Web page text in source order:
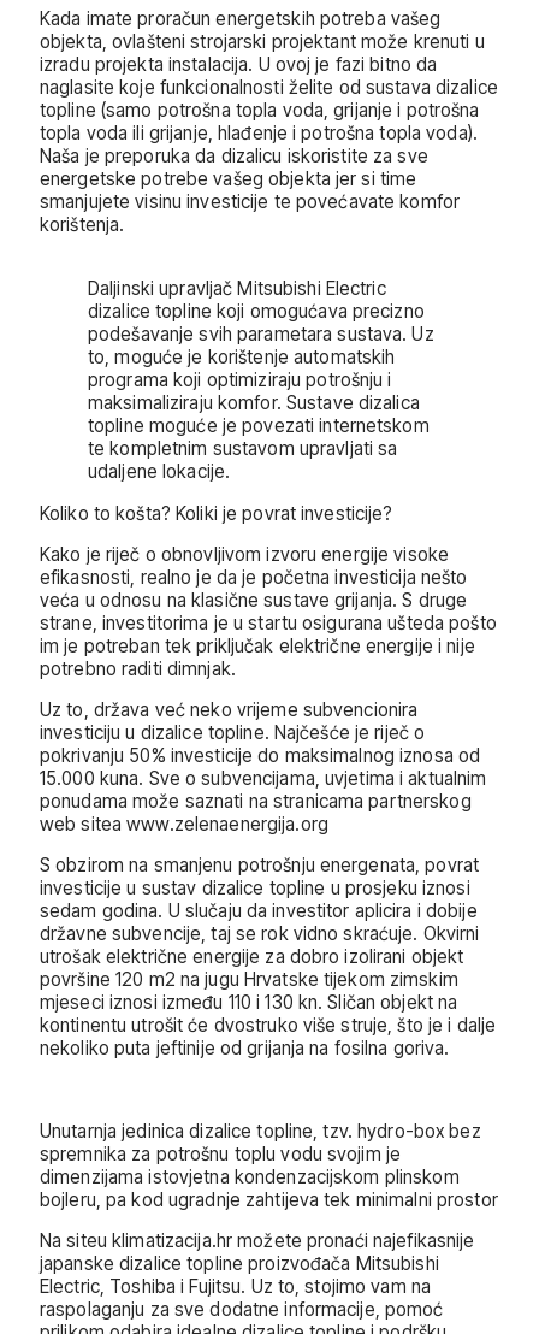
Kada imate proračun energetskih potreba vašeg
objekta, ovlašteni strojarski projektant može krenuti u
izradu projekta instalacija. U ovoj je fazi bitno da
naglasite koje funkcionalnosti želite od sustava dizalice
topline (samo potrošna topla voda, grijanje i potrošna
topla voda ili grijanje, hlađenje i potrošna topla voda).
Naša je preporuka da dizalicu iskoristite za sve
energetske potrebe vašeg objekta jer si time
smanjujete visinu investicije te povećavate komfor
korištenja.
Daljinski upravljač Mitsubishi Electric
dizalice topline koji omogućava precizno
podešavanje svih parametara sustava. Uz
to, moguće je korištenje automatskih
programa koji optimiziraju potrošnju i
maksimaliziraju komfor. Sustave dizalica
topline moguće je povezati internetskom
te kompletnim sustavom upravljati sa
udaljene lokacije.
Koliko to košta? Koliki je povrat investicije?
Kako je riječ o obnovljivom izvoru energije visoke
efikasnosti, realno je da je početna investicija nešto
veća u odnosu na klasične sustave grijanja. S druge
strane, investitorima je u startu osigurana ušteda pošto
im je potreban tek priključak električne energije i nije
potrebno raditi dimnjak.
Uz to, država već neko vrijeme subvencionira
investiciju u dizalice topline. Najčešće je riječ o
pokrivanju 50% investicije do maksimalnog iznosa od
15.000 kuna. Sve o subvencijama, uvjetima i aktualnim
ponudama može saznati na stranicama partnerskog
web sitea www.zelenaenergija.org
S obzirom na smanjenu potrošnju energenata, povrat
investicije u sustav dizalice topline u prosjeku iznosi
sedam godina. U slučaju da investitor aplicira i dobije
državne subvencije, taj se rok vidno skraćuje. Okvirni
utrošak električne energije za dobro izolirani objekt
površine 120 m2 na jugu Hrvatske tijekom zimskim
mjeseci iznosi između 110 i 130 kn. Sličan objekt na
kontinentu utrošit će dvostruko više struje, što je i dalje
nekoliko puta jeftinije od grijanja na fosilna goriva.
Unutarnja jedinica dizalice topline, tzv. hydro-box bez
spremnika za potrošnu toplu vodu svojim je
dimenzijama istovjetna kondenzacijskom plinskom
bojleru, pa kod ugradnje zahtijeva tek minimalni prostor
Na siteu klimatizacija.hr možete pronaći najefikasnije
japanske dizalice topline proizvođača Mitsubishi
Electric, Toshiba i Fujitsu. Uz to, stojimo vam na
raspolaganju za sve dodatne informacije, pomoć